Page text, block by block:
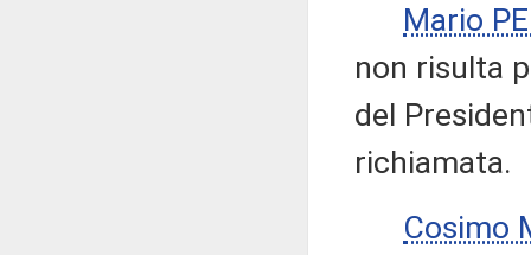
Mario
non risulta
del
richiamata.
Cosimo